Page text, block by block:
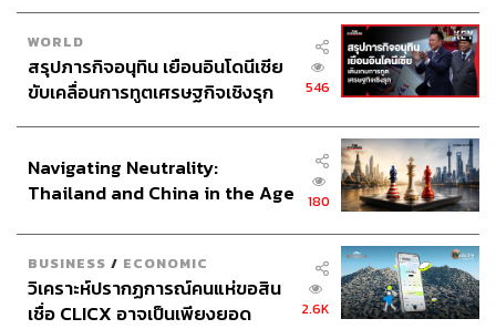
WORLD
สรุปภารกิจอนุทิน เยือนอินโดนีเซีย
ขับเคลื่อนการทูตเศรษฐกิจเชิงรุก
546
Navigating Neutrality:
Thailand and China in the Age
180
BUSINESS / ECONOMIC
วิเคราะห์ปรากฏการณ์คนแห่ขอสิน
เชื่อ CLICX อาจเป็นเพียงยอด
2.6K